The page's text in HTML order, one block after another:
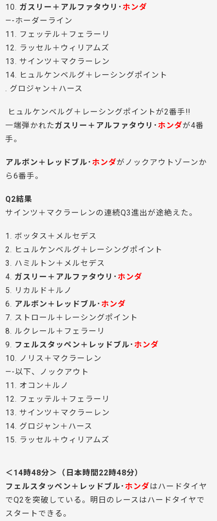
10. ガスリー＋アルファタウリ･ ホンダ
—-ホーダーライン
11. フェッテル＋フェラーリ
12. ラッセル＋ウィリアムズ
13. サインツ＋マクラーレン
14. ヒュルケンベルグ＋レーシングポイント
. グロジャン＋ハース
ヒュルケンベルグ＋レーシングポイントが2番手!!
一端弾かれたガスリー＋アルファタウリ･ ホンダが4番
手。
アルボン＋レッドブル･ ホンダがノックアウトゾーンか
ら6番手。
Q2結果
サインツ＋マクラーレンの連続Q3進出が途絶えた。
1. ボッタス＋メルセデス
2. ヒュルケンベルグ＋レーシングポイント
3. ハミルトン＋メルセデス
4. ガスリー＋アルファタウリ･ ホンダ
5. リカルド＋ルノ
6. アルボン＋レッドブル･ ホンダ
7. ストロール＋レーシングポイント
8. ルクレール＋フェラーリ
9. フェルスタッペン＋レッドブル･ ホンダ
10. ノリス＋マクラーレン
—-以下、ノックアウト
11. オコン＋ルノ
12. フェッテル＋フェラーリ
13. サインツ＋マクラーレン
14. グロジャン＋ハース
15. ラッセル＋ウィリアムズ
＜14時48分＞（日本時間22時48分）
フェルスタッペン＋レッドブル･ ホンダはハードタイヤ
でQ2を突破している。明日のレースはハードタイヤで
スタートできる。